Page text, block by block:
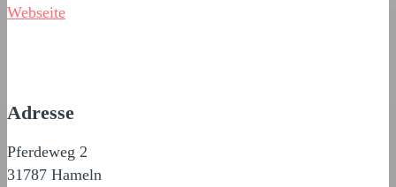
Webseite
Adresse
Pferdeweg 2
31787 Hameln